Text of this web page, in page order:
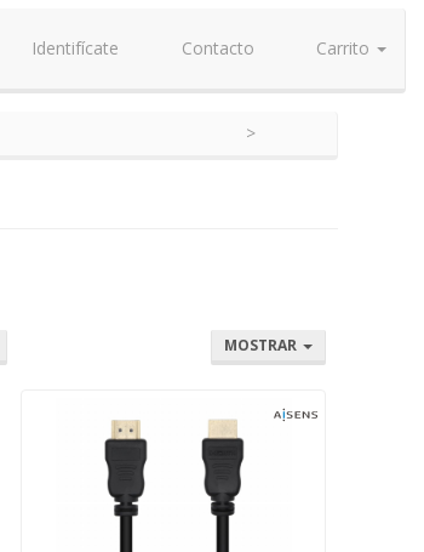
Identifícate Contacto Carrito
MOSTRAR